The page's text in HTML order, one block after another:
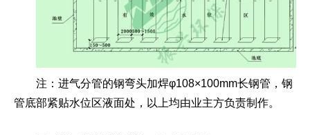
注：进气分管的钢弯头加焊φ108×100mm长钢管，钢
管底部紧贴水位区液面处，以上均由业主方负责制作。